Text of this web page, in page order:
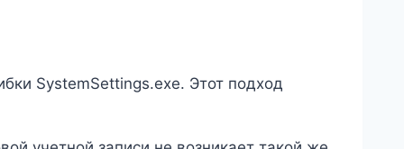
SystemSettings.exe. Этот подход